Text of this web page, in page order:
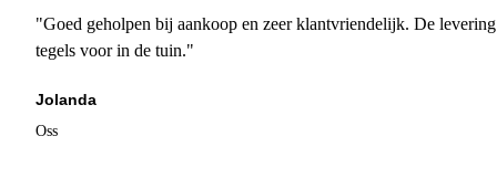
"Goed geholpen bij aankoop en zeer klantvriendelijk. De
tegels voor in de tuin."
Jolanda
Oss